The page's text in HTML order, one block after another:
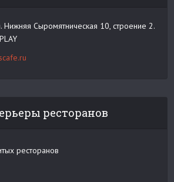
Нижняя Сыромятническая 10, строение 2.
ресторанов
ресторанов